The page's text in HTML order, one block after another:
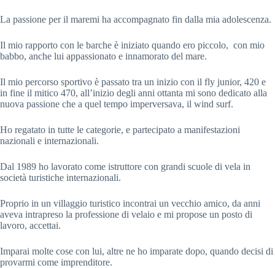
La passione per il maremi ha accompagnato fin dalla mia adolescenza.
Il mio rapporto con le barche è iniziato quando ero piccolo,  con mio
babbo, anche lui appassionato e innamorato del mare.
Il mio percorso sportivo è passato tra un inizio con il fly junior, 420 e
in fine il mitico 470, all’inizio degli anni ottanta mi sono dedicato alla
nuova passione che a quel tempo imperversava, il wind surf.
Ho regatato in tutte le categorie, e partecipato a manifestazioni
nazionali e internazionali.
Dal 1989 ho lavorato come istruttore con grandi scuole di vela in
società turistiche internazionali.
Proprio in un villaggio turistico incontrai un vecchio amico, da anni
aveva intrapreso la professione di velaio e mi propose un posto di
lavoro, accettai.
Imparai molte cose con lui, altre ne ho imparate dopo, quando decisi di
provarmi come imprenditore.